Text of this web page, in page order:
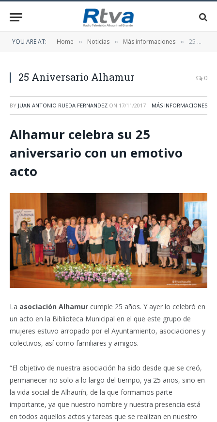
YOU ARE AT: Home » Noticias » Más informaciones » 25 Aniversario Alhamur
25 Aniversario Alhamur 0
BY JUAN ANTONIO RUEDA FERNANDEZ ON 17/11/2017 MÁS INFORMACIONES
Alhamur celebra su 25
aniversario con un emotivo
acto
La asociación Alhamur cumple 25 años. Y ayer lo celebró en
un acto en la Biblioteca Municipal en el que este grupo de
mujeres estuvo arropado por el Ayuntamiento, asociaciones y
colectivos, así como familiares y amigos.
“El objetivo de nuestra asociación ha sido desde que se creó,
permanecer no solo a lo largo del tiempo, ya 25 años, sino en
la vida social de Alhaurín, de la que formamos parte
importante, ya que nuestro nombre y nuestra presencia está
en todos aquellos actos y tareas que se realizan en nuestro